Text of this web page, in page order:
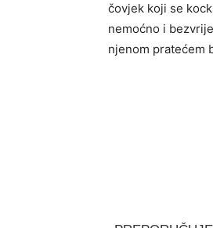
čovjek koji se
nemoćno i
njenom pratećem